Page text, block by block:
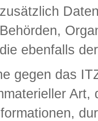
zusätzlich
Behörden,
die ebenfalls
gegen das